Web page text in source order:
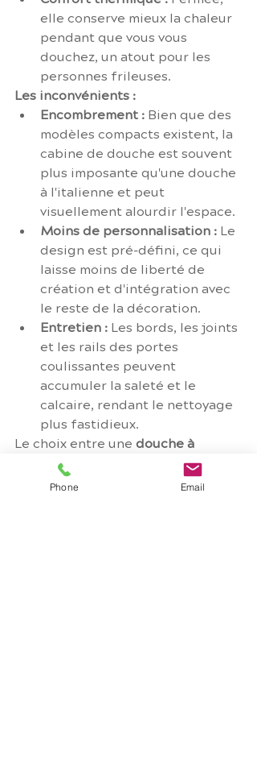
elle conserve mieux la chaleur
pendant que vous vous
douchez, un atout pour les
personnes frileuses.
Les inconvénients :
Encombrement : Bien que des
modèles compacts existent, la
cabine de douche est souvent
plus imposante qu'une douche
à l'italienne et peut
visuellement alourdir l'espace.
Moins de personnalisation : Le
design est pré-défini, ce qui
laisse moins de liberté de
création et d'intégration avec
le reste de la décoration.
Entretien : Les bords, les joints
et les rails des portes
coulissantes peuvent
accumuler la saleté et le
calcaire, rendant le nettoyage
plus fastidieux.
Le choix entre une douche à
l'italienne
cabine de
douche dépend de vos priorités :
Phone Email